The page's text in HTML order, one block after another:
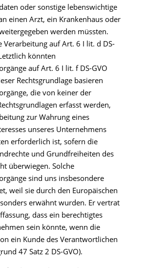
oder sonstige lebenswichtige
einen Arzt, ein Krankenhaus oder
werden müssten.
Verarbeitung auf Art. 6 I lit. d DS-
könnten
auf Art. 6 I lit. f DS-GVO
Rechtsgrundlage basieren
die von keiner der
erfasst werden,
zur Wahrung eines
unseres Unternehmens
erforderlich ist, sofern die
und Grundfreiheiten des
überwiegen. Solche
sind uns insbesondere
weil sie durch den Europäischen
erwähnt wurden. Er vertrat
dass ein berechtigtes
sein könnte, wenn die
ein Kunde des Verantwortlichen
47 Satz 2 DS-GVO).